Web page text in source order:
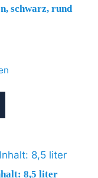
schwarz, rund
8,5 liter